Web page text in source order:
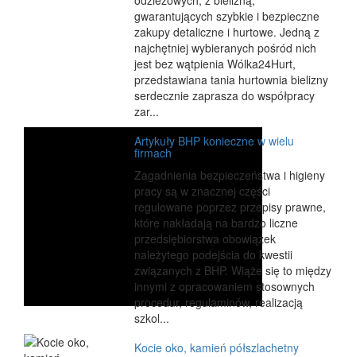
gwarantujących szybkie i bezpieczne
zakupy detaliczne i hurtowe. Jedną z
najchętniej wybieranych pośród nich
jest bez wątpienia Wólka24Hurt,
przedstawiana tania hurtownia bielizny
serdecznie zaprasza do współpracy
zar...
Artykuły BHP konieczne w wielu
firmach
Zagadnienia bezpieczeństwa i higieny
pracy są w znacznej części
regulowane poprzez przepisy prawne,
które nakładają na bardzo liczne
przedsiębiorstwa obowiązek
należytego podejścia do kwestii
związanych z BHP. Wiąże się to między
innymi z opracowaniem stosownych
procedur, regulaminów, realizacją
szkol...
Kocie oko, kamień półszlachetny